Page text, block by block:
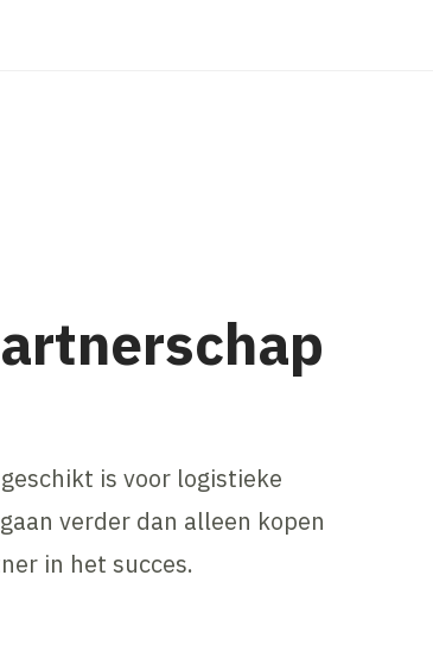
is voor logistieke
verder dan alleen kopen
in het succes.